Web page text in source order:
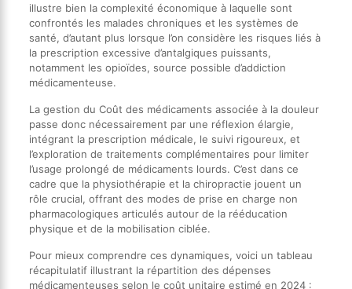
illustre bien la complexité économique à laquelle sont
confrontés les malades chroniques et les systèmes de
santé, d’autant plus lorsque l’on considère les risques liés à
la prescription excessive d’antalgiques puissants,
notamment les opioïdes, source possible d’addiction
médicamenteuse.
La gestion du Coût des médicaments associée à la douleur
passe donc nécessairement par une réflexion élargie,
intégrant la prescription médicale, le suivi rigoureux, et
l’exploration de traitements complémentaires pour limiter
l’usage prolongé de médicaments lourds. C’est dans ce
cadre que la physiothérapie et la chiropractie jouent un
rôle crucial, offrant des modes de prise en charge non
pharmacologiques articulés autour de la rééducation
physique et de la mobilisation ciblée.
Pour mieux comprendre ces dynamiques, voici un tableau
récapitulatif illustrant la répartition des dépenses
médicamenteuses selon le coût unitaire estimé en 2024 :